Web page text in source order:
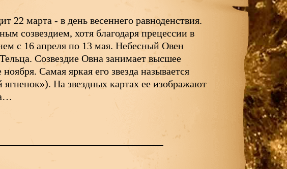
22 марта - в день весеннего равноденствия.
созвездием, хотя благодаря прецессии в
с 16 апреля по 13 мая. Небесный Овен
Созвездие Овна занимает высшее
Самая яркая его звезда называется
На звездных картах ее изображают